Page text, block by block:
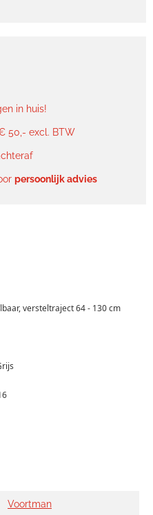
in huis!
50,- excl. BTW
persoonlijk advies
versteltraject 64 - 130 cm
Voortman